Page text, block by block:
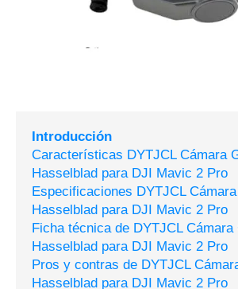
Introducción
Características DYTJCL Cámara
Hasselblad para DJI Mavic 2 Pro
Especificaciones DYTJCL
Hasselblad para DJI Mavic 2 Pro
Ficha técnica de DYTJCL Cámara
Hasselblad para DJI Mavic 2 Pro
Pros y contras de DYTJCL
Hasselblad para DJI Mavic 2 Pro